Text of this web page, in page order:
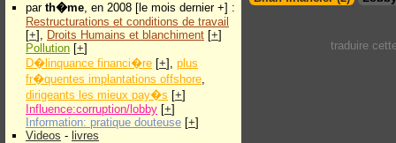
par th�me, en 2008 [le mois dernier +] :
Restructurations et conditions de travail
[+], Droits Humains et blanchiment [+]
Pollution [+]
D�linquance financi�re [+], plus
fr�quentes implantations offshore,
dirigeants les mieux pay�s [+]
Influence:corruption/lobby [+]
Information: pratique douteuse [+]
Videos - livres
traduire